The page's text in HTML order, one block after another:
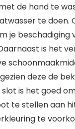
de hand te
te doen.
je beschadiging
is het
deze de
is het goed
te stellen aan
te